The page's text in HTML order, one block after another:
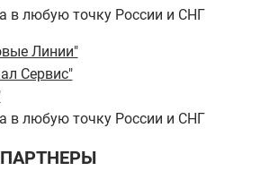
в любую точку России и СНГ
Линии"
Сервис"
в любую точку России и СНГ